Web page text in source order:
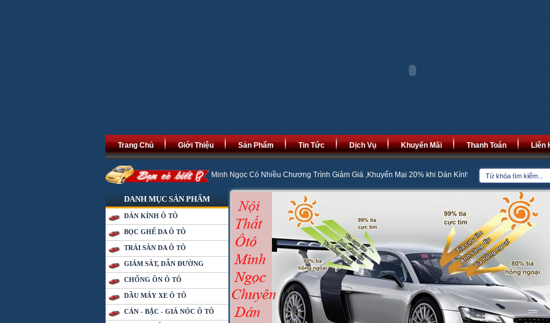
Trang Chủ Giới Thiệu Sản Phẩm Tin Tức Dịch Vụ Khuyến Mãi Thanh Toán Liên
Khang Thịnh Vượng, Phát Tài Phát Lộc. Minh Ngọc Có Nhiều Chương Trình Giảm Giá ,Khuyến Mại 20% khi Dán Kính Cách Nhiệt Bọc Đệm Ghế Da Minh
DANH MỤC SẢN PHẨM
DÁN KÍNH Ô TÔ
BỌC GHẾ DA Ô TÔ
TRẢI SÀN DA Ô TÔ
GIÁM SÁT, DẪN ĐƯỜNG
CHỐNG ỒN Ô TÔ
DẦU MÁY XE Ô TÔ
CẢN - BẬC - GIÁ NÓC Ô TÔ